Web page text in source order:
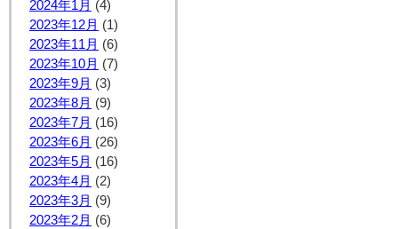
2024年1月 (4)
2023年12月 (1)
2023年11月 (6)
2023年10月 (7)
2023年9月 (3)
2023年8月 (9)
2023年7月 (16)
2023年6月 (26)
2023年5月 (16)
2023年4月 (2)
2023年3月 (9)
2023年2月 (6)